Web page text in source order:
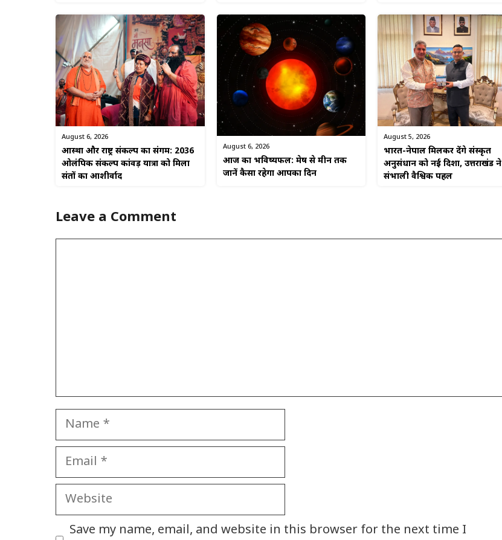
August 6, 2026
आस्था और राष्ट्र संकल्प का संगम: 2036
ओलंपिक संकल्प कांवड़ यात्रा को मिला
संतों का आशीर्वाद
August 6, 2026
आज का भविष्यफल: मेष से मीन तक
जानें कैसा रहेगा आपका दिन
August 5, 2026
भारत-नेपाल मिलकर देंगे संस्कृत
अनुसंधान को नई दिशा, उत्तराखंड ने
संभाली वैश्विक पहल
Leave a Comment
Name
Email
Website
Save my name, email, and website in this browser for the next time I